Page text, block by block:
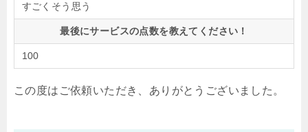
すごくそう思う
最後にサービスの点数を教えてください！
100
この度はご依頼いただき、ありがとうございました。